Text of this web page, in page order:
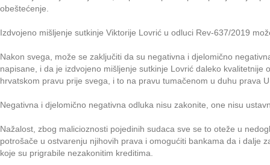
obeštećenje.
Izdvojeno mišljenje sutkinje Viktorije Lovrić u odluci Rev-637/2019
Nakon svega, može se zaključiti da su negativna i djelomično
napisane, i da je izdvojeno mišljenje sutkinje Lovrić daleko kvalitetnije
hrvatskom pravu prije svega, i to na pravu tumačenom u duhu prava
Negativna i djelomično negativna odluka nisu zakonite, one nisu
Nažalost, zbog malicioznosti pojedinih sudaca sve se to oteže u
potrošače u ostvarenju njihovih prava i omogućiti bankama da i dalje
koje su prigrabile nezakonitim kreditima.